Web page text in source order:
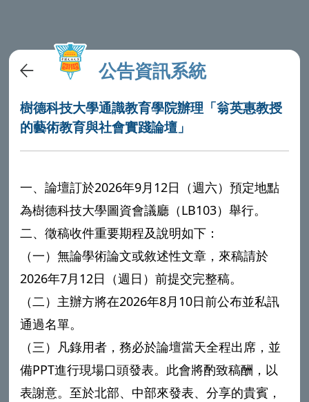
公告資訊系統
樹德科技大學通識教育學院辦理「翁英惠教授
的藝術教育與社會實踐論壇」
一、論壇訂於2026年9月12日（週六）預定地點
為樹德科技大學圖資會議廳（LB103）舉行。
二、徵稿收件重要期程及說明如下：
（一）無論學術論文或敘述性文章，來稿請於
2026年7月12日（週日）前提交完整稿。
（二）主辦方將在2026年8月10日前公布並私訊
通過名單。
（三）凡錄用者，務必於論壇當天全程出席，並
備PPT進行現場口頭發表。此會將酌致稿酬，以
表謝意。至於北部、中部來發表、分享的貴賓，